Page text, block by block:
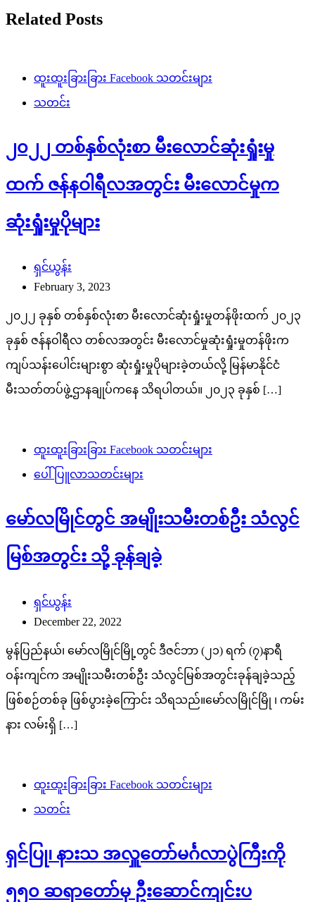
Related Posts
ထူးထူးခြားခြား Facebook သတင်းများ
သတင်း
၂၀၂၂ တစ်နှစ်လုံးစာ မီးလောင်ဆုံးရှုံးမှု
ထက် ဇန်နဝါရီလအတွင်း မီးလောင်မှုက
ဆုံးရှုံးမှုပိုများ
ရှင်ယွန်း
February 3, 2023
၂၀၂၂ ခုနှစ် တစ်နှစ်လုံးစာ မီးလောင်ဆုံးရှုံးမှုတန်ဖိုးထက် ၂၀၂၃
ခုနှစ် ဇန်နဝါရီလ တစ်လအတွင်း မီးလောင်မှုဆုံးရှုံးမှုတန်ဖိုးက
ကျပ်သန်းပေါင်းများစွာ ဆုံးရှုံးမှုပိုများခဲ့တယ်လို့ မြန်မာနိုင်ငံ
မီးသတ်တပ်ဖွဲ့ဌာနချုပ်ကနေ သိရပါတယ်။ ၂၀၂၃ ခုနှစ် […]
ထူးထူးခြားခြား Facebook သတင်းများ
ပေါ်ပြူလာသတင်းများ
မော်လမြိုင်တွင် အမျိုးသမီးတစ်ဦး သံလွင်
မြစ်အတွင်း သို့ ခုန်ချခဲ့
ရှင်ယွန်း
December 22, 2022
မွန်ပြည်နယ်၊ မော်လမြိုင်မြို့တွင် ဒီဇင်ဘာ (၂၁) ရက် (၇)နာရီ
ဝန်းကျင်က အမျိုးသမီးတစ်ဦး သံလွင်မြစ်အတွင်းခုန်ချခဲ့သည့်
ဖြစ်စဉ်တစ်ခု ဖြစ်ပွားခဲ့ကြောင်း သိရသည်။မော်လမြိုင်မြို ၊ ကမ်း
နား လမ်းရှိ […]
ထူးထူးခြားခြား Facebook သတင်းများ
သတင်း
ရှင်ပြု၊ နားသ အလှူတော်မင်္ဂလာပွဲကြီးကို
၅၅၀ ဆရာတော်မှ ဦးဆောင်ကျင်းပ